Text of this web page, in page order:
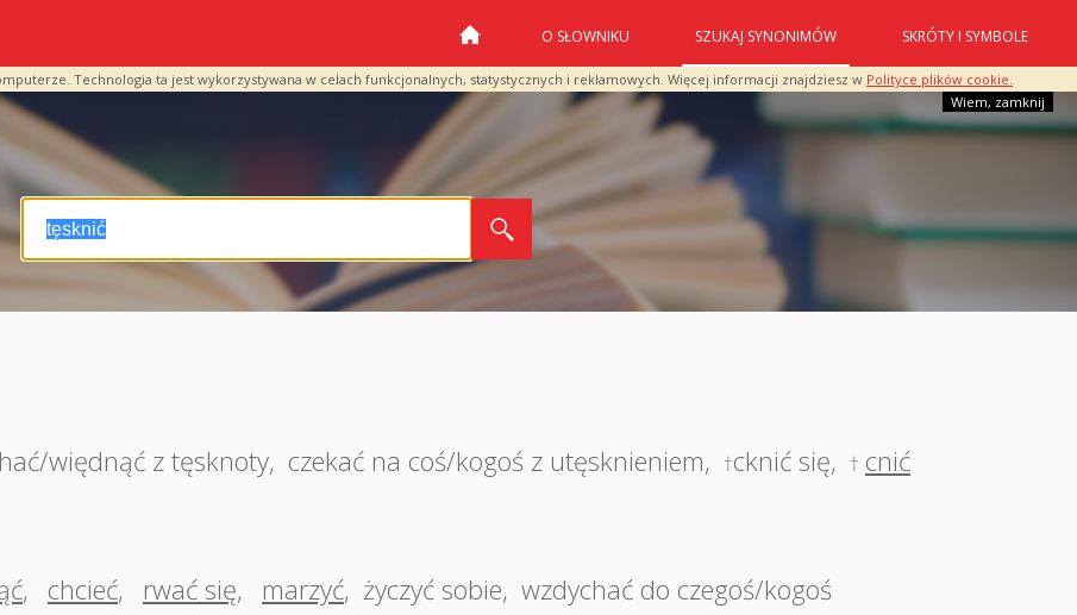
Technologia ta jest wykorzystywana w celach funkcjonalnych, statystycznych i reklamowych. Więcej informacji znajdziesz w Polityce plików cookie.
Wiem, zamknij
O SŁOWNIKU SZUKAJ SYNONIMÓW SKRÓTY I SYMBOLE
więdnąć z tęsknoty, czekać na coś/kogoś z utęsknieniem, †cknić się, † cnić
, chcieć, rwać się, marzyć, życzyć sobie, wzdychać do czegoś/kogoś